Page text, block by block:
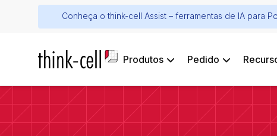
Conheça o think-cell Assist – ferramentas de IA para
Produtos Pedido